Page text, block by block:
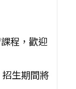
程，歡迎
生期間將